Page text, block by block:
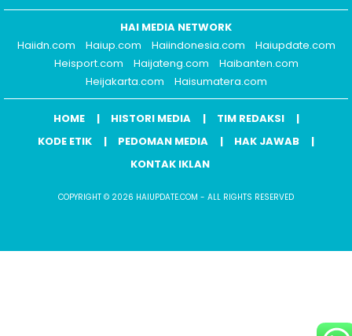
HAI MEDIA NETWORK
Haiidn.com
Haiup.com Haiindonesia.com
Haiupdate.com
Heisport.com
Haijateng.com
Haibanten.com
Heijakarta.com
Haisumatera.com
HOME HISTORI MEDIA
TIM REDAKSI
KODE ETIK
PEDOMAN MEDIA
HAK JAWAB
KONTAK IKLAN
COPYRIGHT © 2026 HAIUPDATE.COM - ALL RIGHTS RESERVED